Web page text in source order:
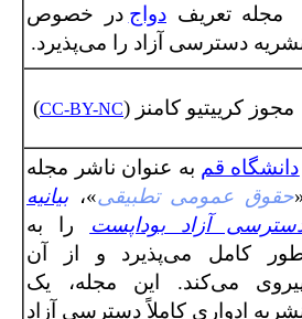
مجله تعریفدواج در خصوص
دسترسی آزاد را می‌پذیرد.
مجوز کرییتیو کامنز (CC-BY-NC
)
دانشگاه قم به عنوان ناشر مجله
حقوق عمومی تطبیقی»، بیانیه
آزاد بوداپست
را به
کامل می‌پذیرد و از آن
می‌کند. این مجله، یک
ادواری کاملاً دسترسی آزاد